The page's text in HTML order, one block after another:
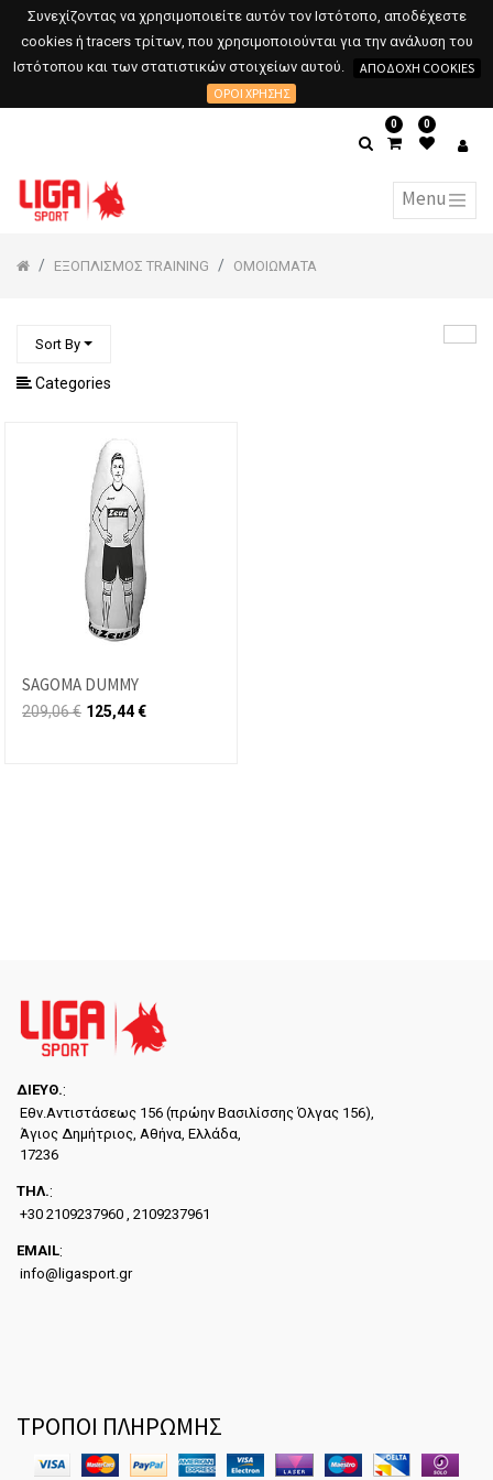
Συνεχίζοντας να χρησιμοποιείτε αυτόν τον Ιστότοπο, αποδέχεστε
cookies ή tracers τρίτων, που χρησιμοποιούνται για την ανάλυση του
Ιστότοπου και των στατιστικών στοιχείων αυτού.
ΑΠΟΔΟΧΉ COOKIES
ΌΡΟΙ ΧΡΉΣΗΣ
0 0
ΕΞΟΠΛΙΣΜΟΣ TRAINING ΟΜΟΙΩΜΑΤΑ
Sort By
Categories
SAGOMA DUMMY
209,06€ 125,44€
ΔΙΕYΘ.:
Εθν.Αντιστάσεως 156 (πρώην Βασιλίσσης Όλγας 156),
Άγιος Δημήτριος, Αθήνα, Ελλάδα,
17236
ΤΗΛ.:
+30 2109237960 , 2109237961
EMAIL:
info@ligasport.gr
ΤΡΟΠΟΙ ΠΛΗΡΩΜΗΣ